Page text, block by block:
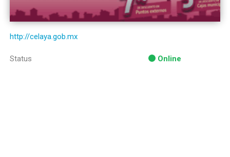
http://celaya.gob.mx
Status Online